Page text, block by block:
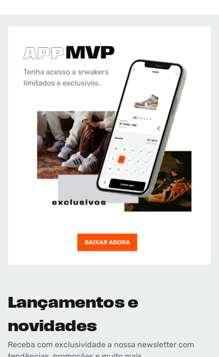
Lançamentos e
novidades
Receba com exclusividade a nossa newsletter com